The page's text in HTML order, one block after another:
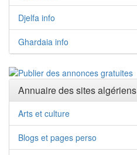
Djelfa info
Ghardaia info
Annuaire des sites algériens
Arts et culture
Blogs et pages perso